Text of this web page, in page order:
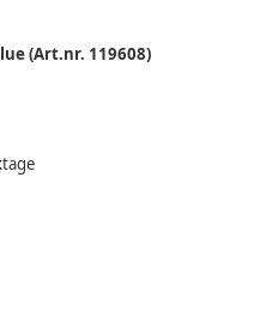
(Art.nr. 119608)